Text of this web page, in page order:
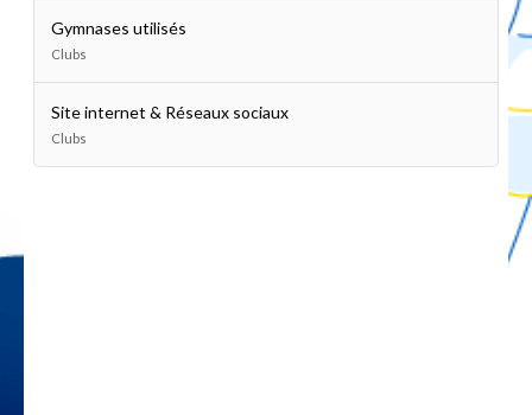
Gymnases utilisés
Clubs
Site internet & Réseaux sociaux
Clubs